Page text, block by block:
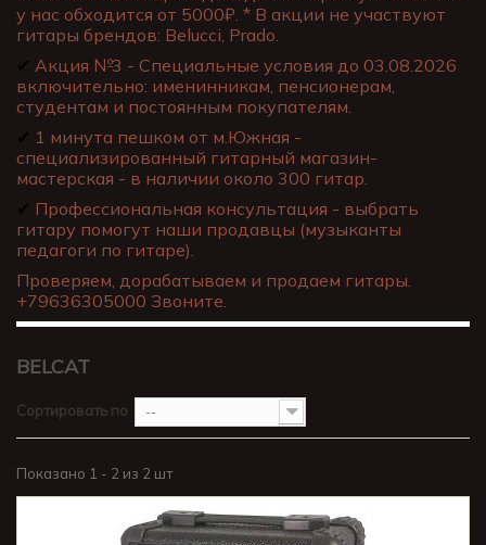
у нас обходится от 5000₽. * В акции не участвуют
гитары брендов: Belucci, Prado.
✔ Акция №3 - Специальные условия до 03.08.2026
включительно: именинникам, пенсионерам,
студентам и постоянным покупателям.
✔ 1 минута пешком от м.Южная -
специализированный гитарный магазин-
мастерская - в наличии около 300 гитар.
✔ Профессиональная консультация - выбрать
гитару помогут наши продавцы (музыканты
педагоги по гитаре).
Проверяем, дорабатываем и продаем гитары.
+79636305000 Звоните.
BELCAT
Сортировать по --
Показано 1 - 2 из 2 шт